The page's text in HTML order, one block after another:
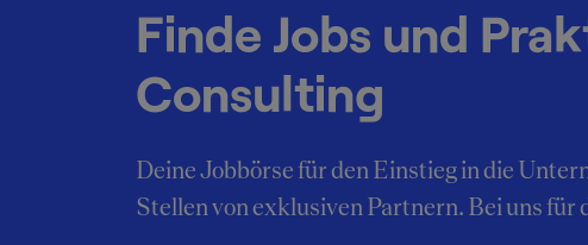
Finde Jobs und
Consulting
Deine Jobbörse für den Einstieg in die
Stellen von exklusiven Partnern. Bei uns für